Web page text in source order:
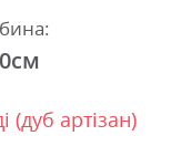
(дуб артізан)